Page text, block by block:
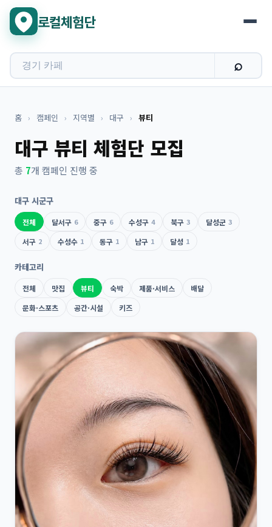
로컬체험단
홈 › 캠페인 › 지역별 › 대구 › 뷰티
대구 뷰티 체험단 모집
총 7개 캠페인 진행 중
대구 시군구
전체 달서구 6 중구 6 수성구 4 북구 3 달성군 3
서구 2 수성수 1 동구 1 남구 1 달성 1
카테고리
전체 맛집 뷰티 숙박 제품·서비스
배달
문화·스포츠
공간·시설 키즈